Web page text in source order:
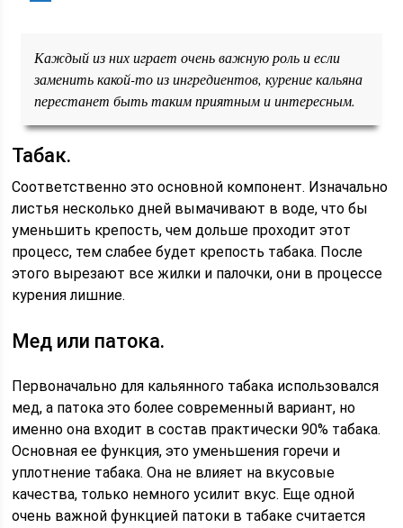
Каждый из них играет очень важную роль и если
заменить какой-то из ингредиентов, курение кальяна
перестанет быть таким приятным и интересным.
Табак.
Соответственно это основной компонент. Изначально
листья несколько дней вымачивают в воде, что бы
уменьшить крепость, чем дольше проходит этот
процесс, тем слабее будет крепость табака. После
этого вырезают все жилки и палочки, они в процессе
курения лишние.
Мед или патока.
Первоначально для кальянного табака использовался
мед, а патока это более современный вариант, но
именно она входит в состав практически 90% табака.
Основная ее функция, это уменьшения горечи и
уплотнение табака. Она не влияет на вкусовые
качества, только немного усилит вкус. Еще одной
очень важной функцией патоки в табаке считается